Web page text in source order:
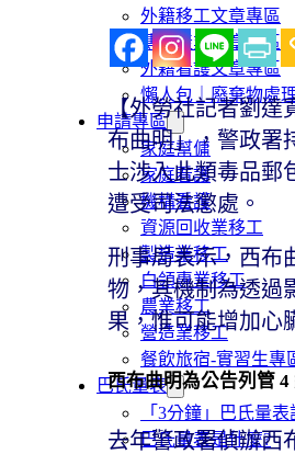
外籍移工文章專區
傳統產業文章專區
外籍看護文章專區
懶人包｜廢棄物處
申請專區
家庭幫傭
家庭看護
機構看護
資源回收業移工
製造業移工
白領專業移工
農業移工
營造業移工
餐飲旅宿-實習生專
巴氏量表
「3分鐘」巴氏量表
巴氏量表是什麼?
【外勞社記者劉達
布曲明」，警政署
士涉入此類毒品郵
遭受司法懲處。
刑事局表示，西布
物，其機制為透過
果，惟可能增加心
西布曲明為公告列管 4
去年警政署偵辦西